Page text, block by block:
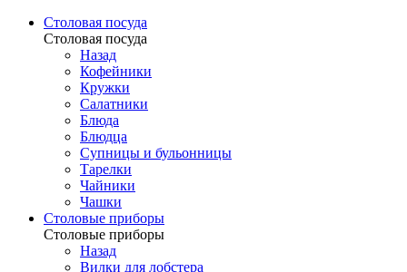
Столовая посуда
Столовая посуда
Назад
Кофейники
Кружки
Салатники
Блюда
Блюдца
Супницы и бульонницы
Тарелки
Чайники
Чашки
Cтоловые приборы
Cтоловые приборы
Назад
Вилки для лобстера